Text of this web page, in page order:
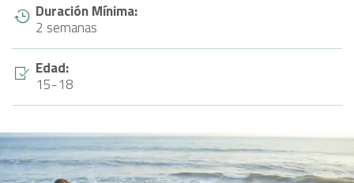
Duración Mínima:
2 semanas
Edad:
15-18